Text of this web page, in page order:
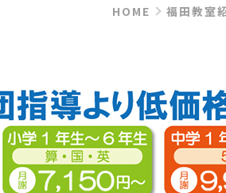
HOME 福田教室